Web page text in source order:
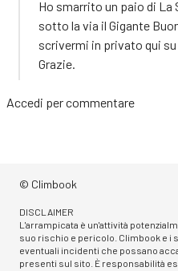
Ho smarrito un paio di
sotto la via il Gigante
scrivermi in privato qui
Grazie.
Accedi per commentare
© Climbook
DISCLAIMER
L'arrampicata è un'attività
suo rischio e pericolo. Climbook e i
eventuali incidenti che possano
presenti sul sito. È responsabilità